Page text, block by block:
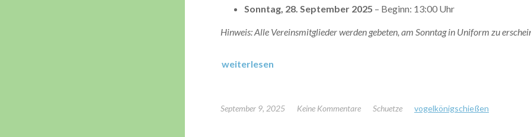
Sonntag, 28. September 2025 – Beginn: 13:00 Uhr
Hinweis: Alle Vereinsmitglieder werden gebeten, am Sonntag in Uniform zu
weiterlesen
September 9, 2025 Keine Kommentare Schuetze vogelkönigschießen